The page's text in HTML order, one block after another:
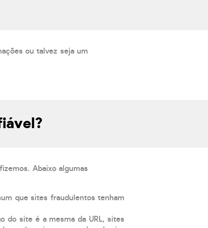
ou talvez seja um
Abaixo algumas
que sites fraudulentos tenham
do site é a mesma da URL, sites